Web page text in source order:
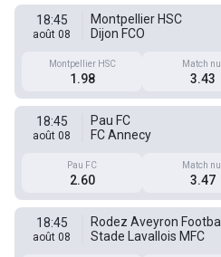
18:45
août 08
Montpellier HSC
Dijon FCO
Montpellier HSC
1.98
Match nul
3.43
18:45
août 08
Pau FC
FC Annecy
Pau FC
2.60
Match nul
3.47
18:45
août 08
Rodez Aveyron Football
Stade Lavallois MFC